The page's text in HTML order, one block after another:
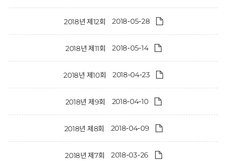
2018년 제12회 2018-05-28
2018년 제11회 2018-05-14
2018년 제10회 2018-04-23
2018년 제9회 2018-04-10
2018년 제8회 2018-04-09
2018년 제7회 2018-03-26